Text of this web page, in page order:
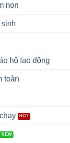
non
hộ lao động
toàn